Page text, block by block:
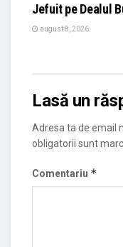
Jefuit pe Dealul
august 8, 2026
Lasă un
Adresa ta de email
obligatorii sunt
Comentariu *